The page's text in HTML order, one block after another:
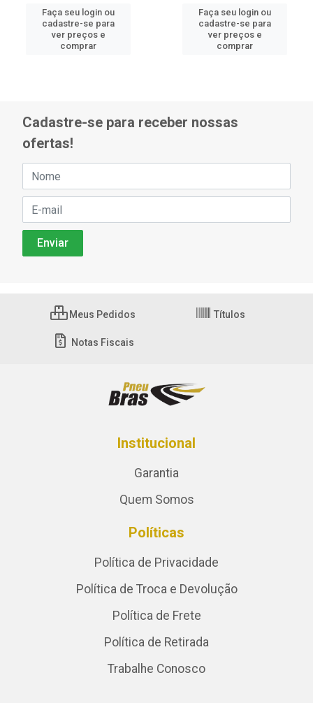
Faça seu login ou
cadastre-se para
ver preços e
comprar
Faça seu login ou
cadastre-se para
ver preços e
comprar
Cadastre-se para receber nossas
ofertas!
Meus Pedidos Títulos
Notas Fiscais
Institucional
Garantia
Quem Somos
Políticas
Política de Privacidade
Política de Troca e Devolução
Política de Frete
Política de Retirada
Trabalhe Conosco